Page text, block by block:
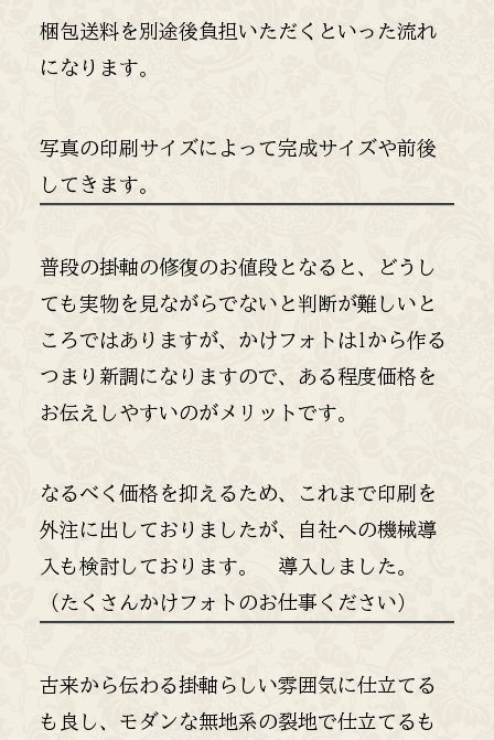
梱包送料を別途後負担いただくといった流れ
になります。
写真の印刷サイズによって完成サイズや前後
してきます。
普段の掛軸の修復のお値段となると、どうし
ても実物を見ながらでないと判断が難しいと
ころではありますが、かけフォトは1から作る
つまり新調になりますので、ある程度価格を
お伝えしやすいのがメリットです。
なるべく価格を抑えるため、これまで印刷を
外注に出しておりましたが、自社への機械導
入も 検討しております。
導入しました。
（たくさんかけフォトのお仕事ください）
古来から伝わる掛軸らしい雰囲気に仕立てる
も良し、モダンな無地系の裂地で仕立てるも